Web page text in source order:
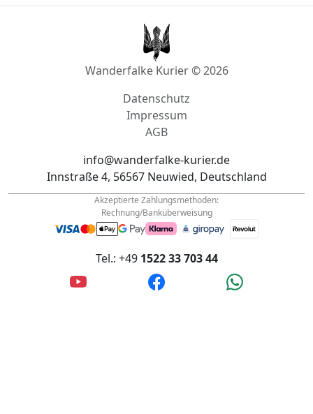
Wanderfalke Kurier © 2026
Datenschutz
AGB
info@wanderfalke-kurier.de
Akzeptierte Zahlungsmethoden:
Rechnung/Banküberweisung
Tel.: +491522 33 703 44